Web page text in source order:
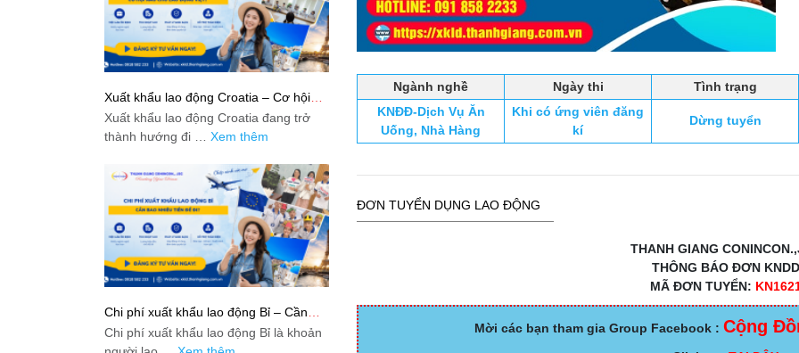
Ngành nghề Ngày thi
Tình trạng
KNĐĐ-Dịch Vụ Ăn
Uống, Nhà Hàng
Khi có ứng viên đăng
kí
Dừng tuyển
ĐƠN TUYỂN DỤNG LAO ĐỘNG
THANH GIANG
THÔNG BÁO ĐƠN KNDD
MÃ ĐƠN TUYỂN:
Mời các bạn tham gia Group Facebook : Cộng
Xuất khẩu lao động Croatia – Cơ hội
nào cho lao động Việt?
Xuất khẩu lao động Croatia đang trở
thành hướng đi … Xem thêm
Chi phí xuất khẩu lao động Bỉ – Cần
bao nhiêu tiền để đi?
Chi phí xuất khẩu lao động Bỉ là khoản